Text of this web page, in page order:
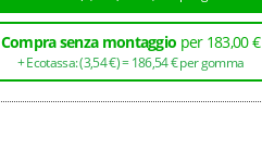
Compra senza montaggio per 183,00 €
+ Ecotassa: (3,54€ ) =186,54€per gomma